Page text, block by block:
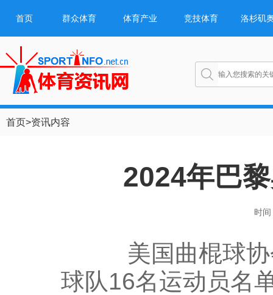
首页 群众体育 体育产业 竞技体育 洛杉矶
首页>资讯内容
2024年巴
时
美国曲棍球协
球队16名运动员名